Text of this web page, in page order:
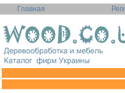
Главная